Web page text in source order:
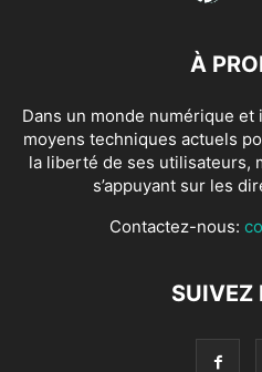
À
Dans un monde numérique
moyens techniques actuels
la liberté de ses utilisateurs,
s’appuyant sur les
Contactez-nous:
SUIVEZ